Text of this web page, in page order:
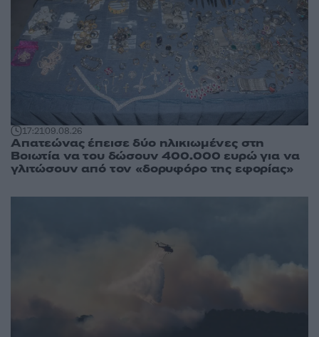
17:2109.08.26
Απατεώνας έπεισε δύο ηλικιωμένες στη
Βοιωτία να του δώσουν 400.000 ευρώ για να
γλιτώσουν από τον «δορυφόρο της εφορίας»